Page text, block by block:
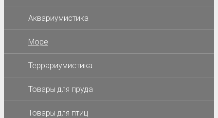
Аквариумистика
Море
Террариумистика
Товары для пруда
Товары для птиц